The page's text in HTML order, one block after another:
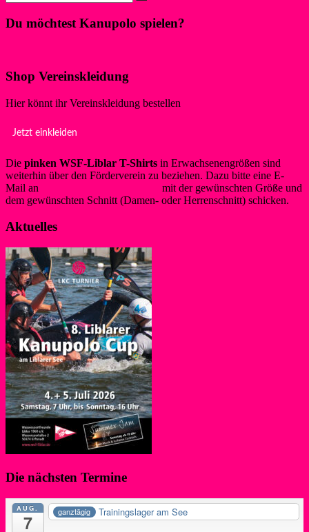
Du möchtest Kanupolo spielen?
Shop Vereinskleidung
Hier könnt ihr Vereinskleidung bestellen
Jetzt einkleiden
Die pinken WSF-Liblar T-Shirts in Erwachsenengrößen sind
weiterhin über den Förderverein zu beziehen. Dazu bitte eine E-
Mail an
mit der gewünschten Größe und
dem gewünschten Schnitt (Damen- oder Herrenschnitt) schicken.
Aktuelles
Die nächsten Termine
AUG.
7
ganztägig Trainingslager am See